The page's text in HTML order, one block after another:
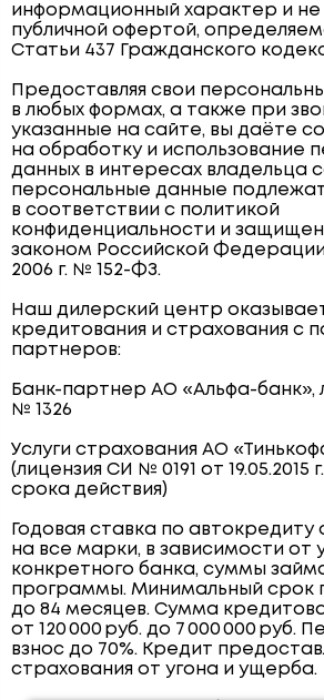
информационный характер и не
публичной офертой,
Статьи 437 Гражданского
Предоставляя свои
в любых формах, а также при
указанные на сайте, вы даёте
на обработку и использование
данных в интересах владельца
персональные данные
в соответствии с политикой
конфиденциальности и
законом Российской
2006 г. № 152-ФЗ.
Наш дилерский центр
кредитования и страхования с
партнеров:
Банк-партнер АО «Альфа-банк»,
№ 1326
Услуги страхования АО
(лицензия СИ № 0191 от 19.05.2015
срока действия)
Годовая ставка по автокредиту
на все марки, в зависимости от
конкретного банка, суммы
программы. Минимальный срок
до 84 месяцев. Сумма
от 120 000 руб. до 7 000 000 руб.
взнос до 70%. Кредит
страхования от угона и ущерба.